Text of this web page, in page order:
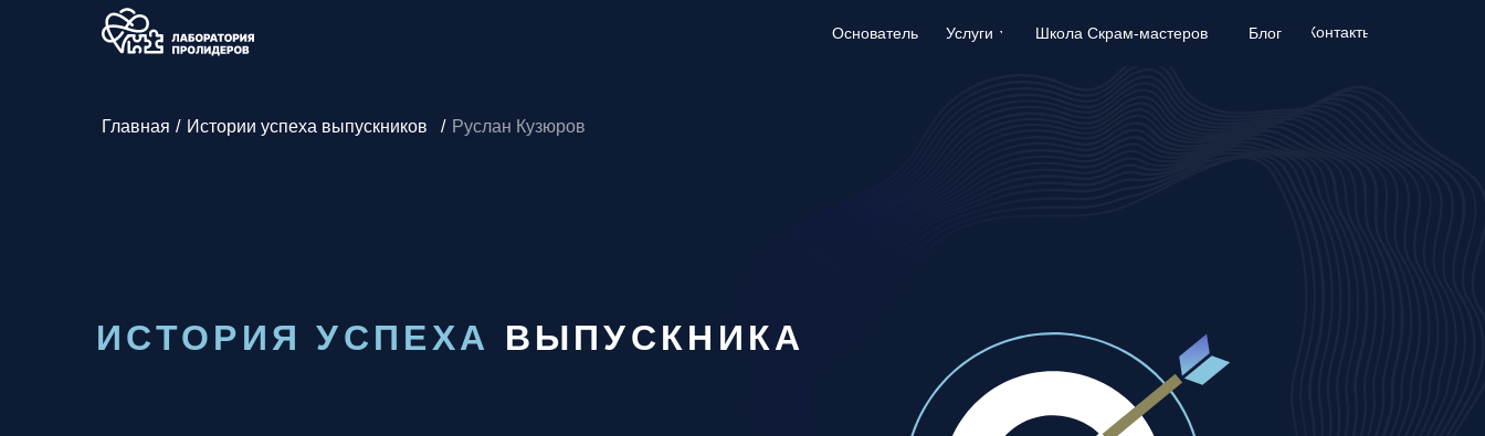
Основатель Школа Скрам-мастеров
Услуги Контакты
Блог
Основатель Школа Скрам-мастеров
Услуги Контакты
Блог
Главная / Истории успеха выпускников / Руслан Кузюров
ИСТОРИЯ УСПЕХА ВЫПУСКНИКА